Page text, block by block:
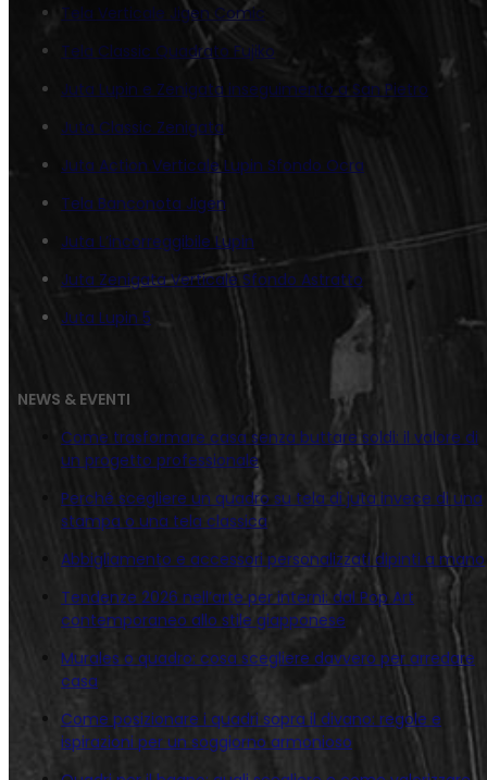
Tela Verticale Jigen Comic
Tela Classic Quadrato Fujiko
Juta Lupin e Zenigata inseguimento a San Pietro
Juta Classic Zenigata
Juta Action Verticale Lupin Sfondo Ocra
Tela Banconota Jigen
Juta L’incorreggibile Lupin
Juta Zenigata Verticale Sfondo Astratto
Juta Lupin 5
NEWS & EVENTI
Come trasformare casa senza buttare soldi: il valore di
un progetto professionale
Perché scegliere un quadro su tela di juta invece di una
stampa o una tela classica
Abbigliamento e accessori personalizzati dipinti a mano
Tendenze 2026 nell’arte per interni: dal Pop Art
contemporaneo allo stile giapponese
Murales o quadro: cosa scegliere davvero per arredare
casa
Come posizionare i quadri sopra il divano: regole e
ispirazioni per un soggiorno armonioso